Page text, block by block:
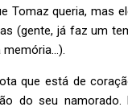
Tomaz queria, mas
(gente, já faz um
que está de
do seu namorado.